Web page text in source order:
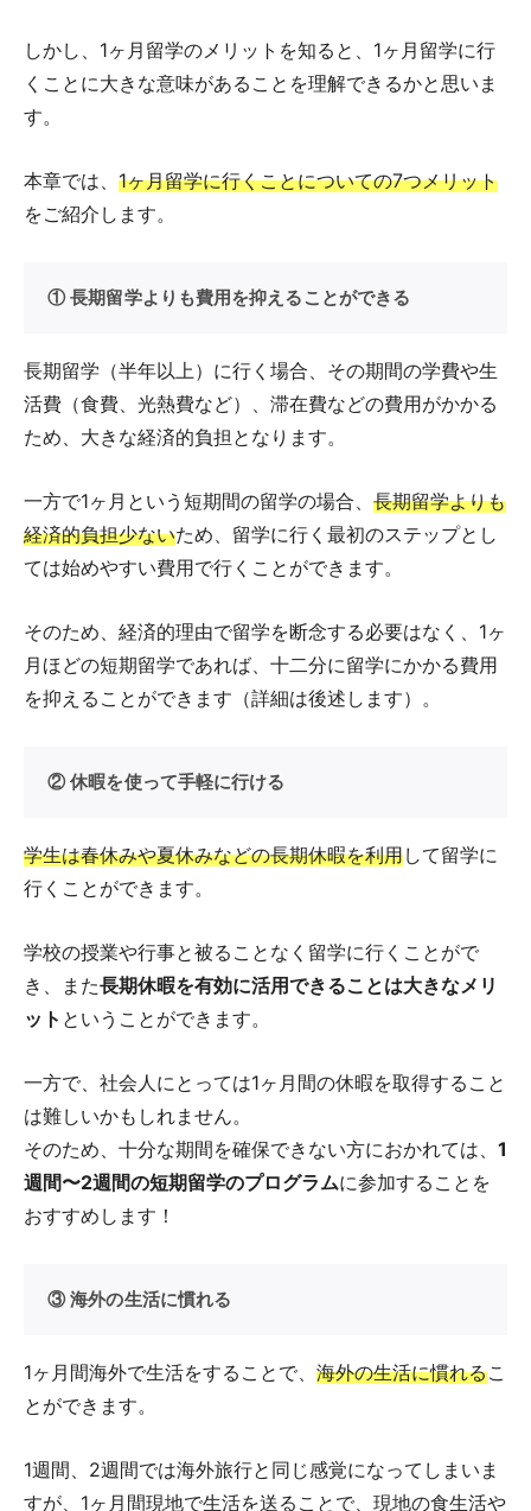
しかし、1ヶ月留学のメリットを知ると、1ヶ月留学に行
くことに大きな意味があることを理解できるかと思いま
す。
本章では、 1ヶ月留学に行くことについての7つメリット
をご紹介します。
① 長期留学よりも費用を抑えることができる
長期留学（半年以上）に行く場合、その期間の学費や生
活費（食費、光熱費など）、滞在費などの費用がかかる
ため、大きな経済的負担となります。
一方で1ヶ月という短期間の留学の場合、 長期留学よりも
経済的負担少ないため、留学に行く最初のステップとし
ては始めやすい費用で行くことができます。
そのため、経済的理由で留学を断念する必要はなく、1ヶ
月ほどの短期留学であれば、十二分に留学にかかる費用
を抑えることができます（詳細は後述します）。
② 休暇を使って手軽に行ける
学生は春休みや夏休みなどの長期休暇を利用して留学に
行くことができます。
学校の授業や行事と被ることなく留学に行くことがで
き、また長期休暇を有効に活用できることは大きなメリ
ット ということができます。
一方で、社会人にとっては1ヶ月間の休暇を取得すること
は難しいかもしれません。
そのため、十分な期間を確保できない方におかれては、 1
週間〜2週間の短期留学のプログラムに参加することを
おすすめします！
③ 海外の生活に慣れる
1ヶ月間海外で生活をすることで、 海外の生活に慣れるこ
とができます。
1週間、2週間では海外旅行と同じ感覚になってしまいま
すが、1ヶ月間現地で生活を送ることで、現地の食生活や